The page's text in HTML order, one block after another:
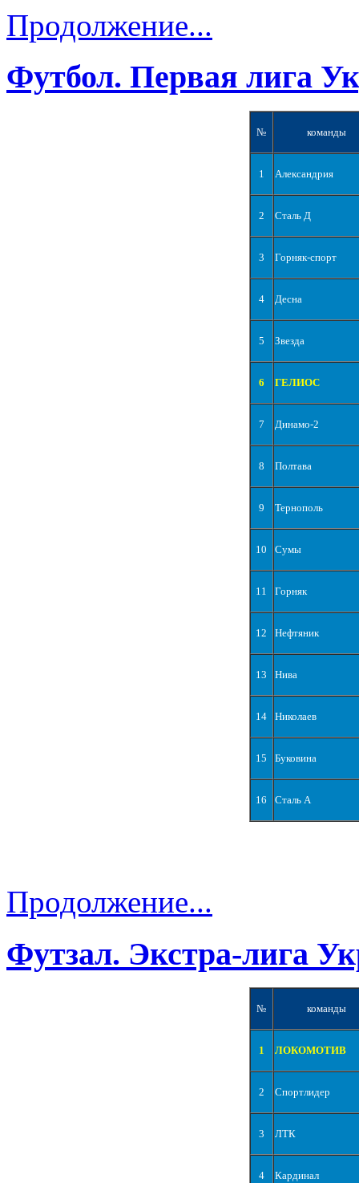
Продолжение...
Футбол. Первая лига
№ команды
1 Александрия
2 Сталь Д
3 Горняк-спорт
4 Десна
5 Звезда
6 ГЕЛИОС
7 Динамо-2
8 Полтава
9 Тернополь
10 Сумы
11 Горняк
12 Нефтяник
13 Нива
14 Николаев
15 Буковина
16 Сталь А
Продолжение...
Футзал. Экстра-лига
№ команды
1 ЛОКОМОТИВ
2 Спортлидер
3 ЛТК
4 Кардинал